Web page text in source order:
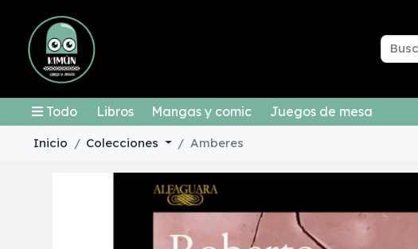
Todo Libros Mangas y comic Juegos de mesa
Inicio Colecciones Amberes